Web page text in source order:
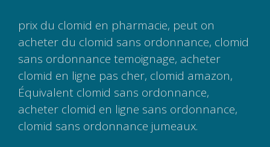
prix du clomid en pharmacie, peut on
acheter du clomid sans ordonnance, clomid
sans ordonnance temoignage, acheter
clomid en ligne pas cher, clomid amazon,
Équivalent clomid sans ordonnance,
acheter clomid en ligne sans ordonnance,
clomid sans ordonnance jumeaux.